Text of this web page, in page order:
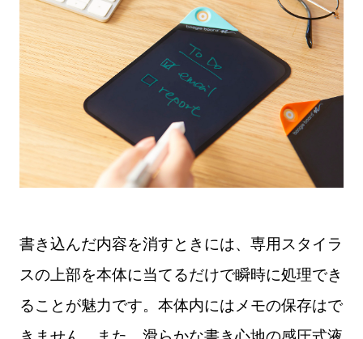
書き込んだ内容を消すときには、専用スタイラ
スの上部を本体に当てるだけで瞬時に処理でき
ることが魅力です。本体内にはメモの保存はで